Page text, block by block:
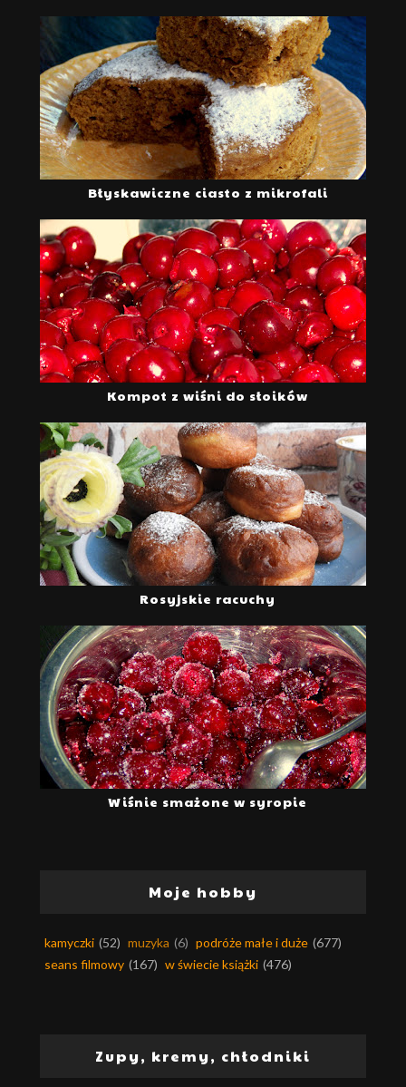
Błyskawiczne ciasto z mikrofali
Kompot z wiśni do słoików
Rosyjskie racuchy
Wiśnie smażone w syropie
Moje hobby
kamyczki (52) muzyka (6) podróże małe i duże (677)
seans filmowy (167) w świecie książki (476)
Zupy, kremy, chłodniki